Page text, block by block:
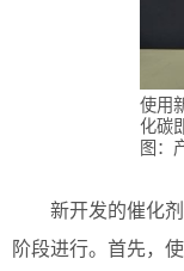
使用
化碳
图：
新开发的催化
阶段进行。首先，